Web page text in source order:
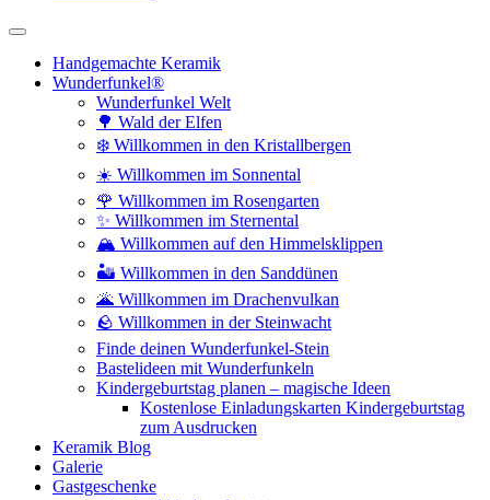
Handgemachte Keramik
Wunderfunkel®
Wunderfunkel Welt
🌳 Wald der Elfen
❄️ Willkommen in den Kristallbergen
☀️ Willkommen im Sonnental
🌹 Willkommen im Rosengarten
✨ Willkommen im Sternental
🏔️ Willkommen auf den Himmelsklippen
🏜️ Willkommen in den Sanddünen
🌋 Willkommen im Drachenvulkan
🪨 Willkommen in der Steinwacht
Finde deinen Wunderfunkel-Stein
Bastelideen mit Wunderfunkeln
Kindergeburtstag planen – magische Ideen
Kostenlose Einladungskarten Kindergeburtstag
zum Ausdrucken
Keramik Blog
Galerie
Gastgeschenke